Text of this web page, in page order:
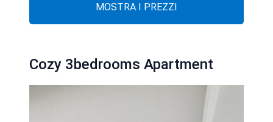
MOSTRA I PREZZI
Cozy 3bedrooms Apartment